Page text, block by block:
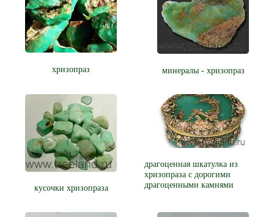
хризопраз минералы - хризопраз
кусочки хризопраза
драгоценная шкатулка из
хризопраза с дорогими
драгоценными камнями